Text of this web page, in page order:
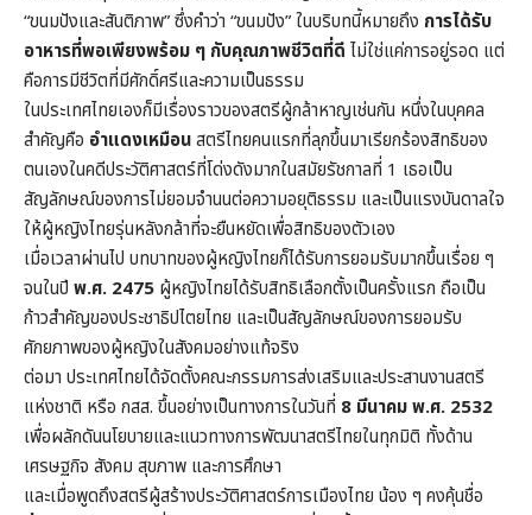
“ขนมปังและสันติภาพ” ซึ่งคำว่า “ขนมปัง” ในบริบทนี้หมายถึง การได้รับ
อาหารที่พอเพียงพร้อม ๆ กับคุณภาพชีวิตที่ดี ไม่ใช่แค่การอยู่รอด แต่
คือการมีชีวิตที่มีศักดิ์ศรีและความเป็นธรรม
ในประเทศไทยเองก็มีเรื่องราวของสตรีผู้กล้าหาญเช่นกัน หนึ่งในบุคคล
สำคัญคือ อำแดงเหมือนสตรีไทยคนแรกที่ลุกขึ้นมาเรียกร้องสิทธิของ
ตนเองในคดีประวัติศาสตร์ที่โด่งดังมากในสมัยรัชกาลที่ 1 เธอเป็น
สัญลักษณ์ของการไม่ยอมจำนนต่อความอยุติธรรม และเป็นแรงบันดาลใจ
ให้ผู้หญิงไทยรุ่นหลังกล้าที่จะยืนหยัดเพื่อสิทธิของตัวเอง
เมื่อเวลาผ่านไป บทบาทของผู้หญิงไทยก็ได้รับการยอมรับมากขึ้นเรื่อย ๆ
จนในปี พ.ศ. 2475 ผู้หญิงไทยได้รับสิทธิเลือกตั้งเป็นครั้งแรก ถือเป็น
ก้าวสำคัญของประชาธิปไตยไทย และเป็นสัญลักษณ์ของการยอมรับ
ศักยภาพของผู้หญิงในสังคมอย่างแท้จริง
ต่อมา ประเทศไทยได้จัดตั้งคณะกรรมการส่งเสริมและประสานงานสตรี
แห่งชาติ หรือ กสส. ขึ้นอย่างเป็นทางการในวันที่ 8 มีนาคม พ.ศ. 2532
เพื่อผลักดันนโยบายและแนวทางการพัฒนาสตรีไทยในทุกมิติ ทั้งด้าน
เศรษฐกิจ สังคม สุขภาพ และการศึกษา
และเมื่อพูดถึงสตรีผู้สร้างประวัติศาสตร์การเมืองไทย น้อง ๆ คงคุ้นชื่อ